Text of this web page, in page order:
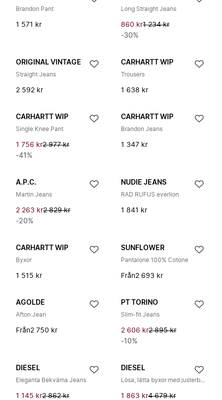
Brandon Pant
1 571 kr
Long Straight Jeans
860 kr1 234 kr
-30%
ORIGINAL VINTAGE
Straight Jeans
2 592 kr
CARHARTT WIP
Trousers
1 638 kr
CARHARTT WIP
Single Knee Pant
1 756 kr2 977 kr
-41%
CARHARTT WIP
Brandon Jeans
1 347 kr
A.P.C.
Martin Jeans
2 263 kr2 829 kr
-20%
NUDIE JEANS
RAD RUFUS everlion
1 841 kr
CARHARTT WIP
Byxor
1 515 kr
SUNFLOWER
Pantalone 100% Cotone
Från2 693 kr
AGOLDE
Afton Jean
Från2 750 kr
PT TORINO
Slim-fit Jeans
2 606 kr2 895 kr
-10%
DIESEL
Eleganta Bekväma Jeans
1 145 kr2 862 kr
DIESEL
Lösa, lätta byxor med justerbar midja
1 863 kr4 679 kr